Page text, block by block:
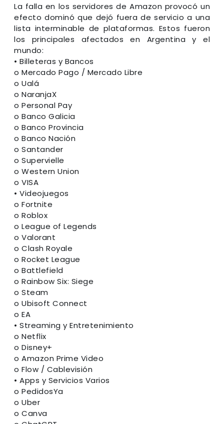
La falla en los servidores de Amazon provocó un
efecto dominó que dejó fuera de servicio a una
lista interminable de plataformas. Estos fueron
los principales afectados en Argentina y el
mundo:
• Billeteras y Bancos
o Mercado Pago / Mercado Libre
o Ualá
o NaranjaX
o Personal Pay
o Banco Galicia
o Banco Provincia
o Banco Nación
o Santander
o Supervielle
o Western Union
o VISA
• Videojuegos
o Fortnite
o Roblox
o League of Legends
o Valorant
o Clash Royale
o Rocket League
o Battlefield
o Rainbow Six: Siege
o Steam
o Ubisoft Connect
o EA
• Streaming y Entretenimiento
o Netflix
o Disney+
o Amazon Prime Video
o Flow / Cablevisión
• Apps y Servicios Varios
o PedidosYa
o Uber
o Canva